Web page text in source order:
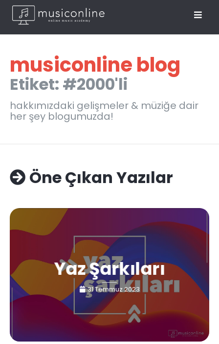
musiconline blog
Etiket: #2000'li
hakkımızdaki gelişmeler & müziğe dair
her şey blogumuzda!
Öne Çıkan Yazılar
Yaz Şarkıları
31 Temmuz 2023